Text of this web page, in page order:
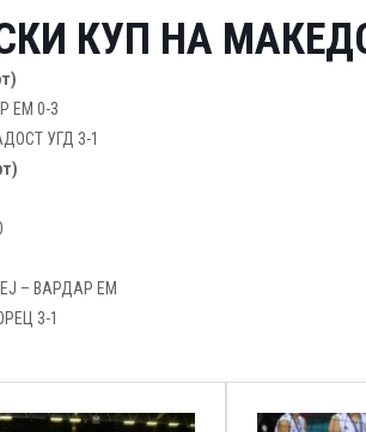
КУП НА
ЕМ 0-3
УГД 3-1
– ВАРДАР ЕМ
3-1